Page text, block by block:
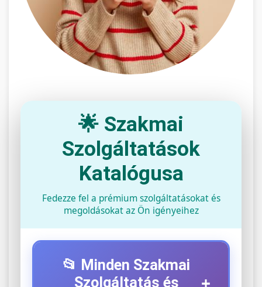
🌟 Szakmai
Szolgáltatások
Katalógusa
Fedezze fel a prémium szolgáltatásokat és
megoldásokat az Ön igényeihez
📂 Minden Szakmai
Szolgáltatás és